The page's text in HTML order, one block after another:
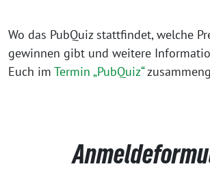
Wo das PubQuiz stattfindet, welche
gewinnen gibt und weitere
Euch im Termin „PubQuiz“